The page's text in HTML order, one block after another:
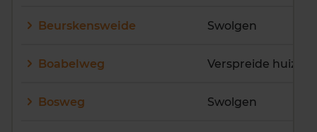
Beurskensweide Swolgen
Boabelweg Verspreide huizen
Bosweg Swolgen